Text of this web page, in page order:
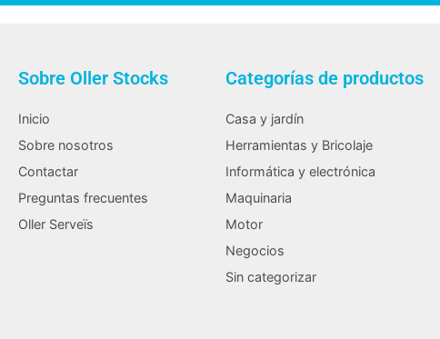
Sobre Oller Stocks
Inicio
Sobre nosotros
Contactar
Preguntas frecuentes
Oller Serveïs
Categorías de productos
Casa y jardín
Herramientas y Bricolaje
Informática y electrónica
Maquinaria
Motor
Negocios
Sin categorizar